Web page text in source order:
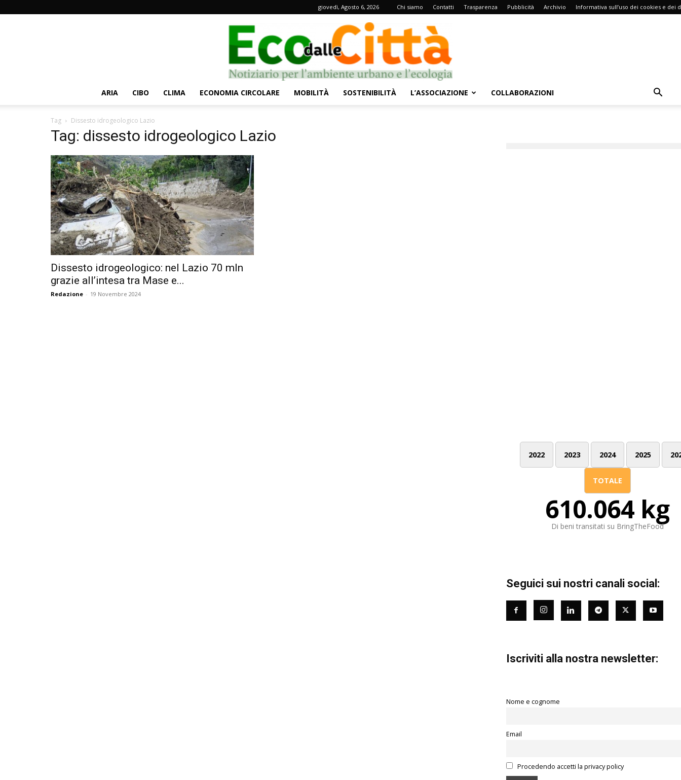
giovedì, Agosto 6, 2026 Chi siamo Contatti Trasparenza Pubblicità Archivio Informativa sull’uso dei cookies e dei
ARIA CIBO CLIMA ECONOMIA CIRCOLARE MOBILITÀ SOSTENIBILITÀ L’ASSOCIAZIONE COLLABORAZIONI
Tag Dissesto idrogeologico Lazio
Tag: dissesto idrogeologico Lazio
Dissesto idrogeologico: nel Lazio 70 mln
grazie all’intesa tra Mase e...
Redazione - 19 Novembre 2024
2022 2023 2024 2025
TOTALE
610.064 kg
Di beni transitati su BringTheFood
Seguici sui nostri canali social:
Iscriviti alla nostra newsletter:
Nome e cognome
Email
Procedendo accetti la privacy policy